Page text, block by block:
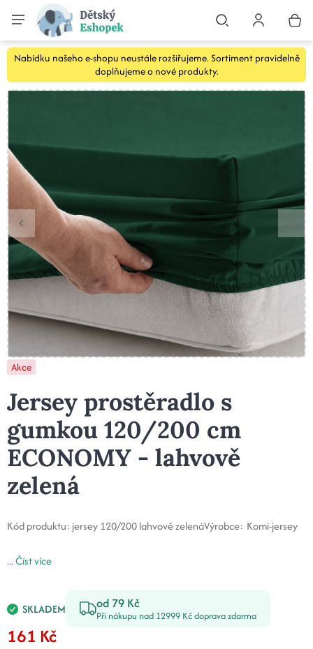
Nabídku našeho e-shopu neustále rozšiřujeme. Sortiment pravidelně
doplňujeme o nové produkty.
Akce
Jersey prostěradlo s
gumkou 120/200 cm
ECONOMY - lahvově
zelená
Kód produktu: jersey 120/200 lahvově zelenáVýrobce: Komi-jersey
...Číst více
SKLADEM od 79 Kč
Při nákupu nad 12999 Kč doprava zdarma
161 Kč